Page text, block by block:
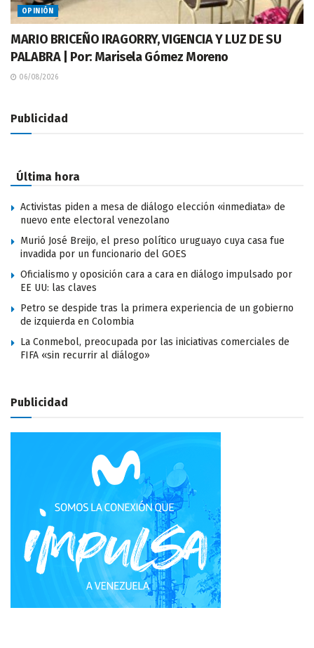
OPINIÓN
MARIO BRICEÑO IRAGORRY, VIGENCIA Y LUZ DE SU
PALABRA | Por: Marisela Gómez Moreno
06/08/2026
Publicidad
Última hora
Activistas piden a mesa de diálogo elección «inmediata» de
nuevo ente electoral venezolano
Murió José Breijo, el preso político uruguayo cuya casa fue
invadida por un funcionario del GOES
Oficialismo y oposición cara a cara en diálogo impulsado por
EE UU: las claves
Petro se despide tras la primera experiencia de un gobierno
de izquierda en Colombia
La Conmebol, preocupada por las iniciativas comerciales de
FIFA «sin recurrir al diálogo»
Publicidad